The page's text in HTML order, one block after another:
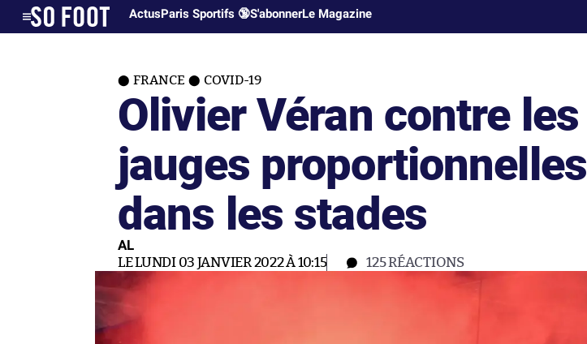
ActusParis Sportifs 🔞S'abonnerLe Magazine
FRANCE COVID-19
Olivier Véran contre les
jauges proportionnelles
dans les stades
AL
LE LUNDI 03 JANVIER 2022 À 10:15 125RÉACTIONS